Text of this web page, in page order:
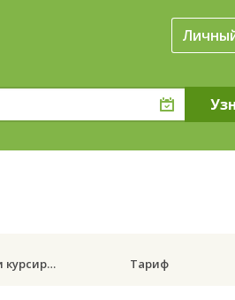
Дни курсирования Тариф